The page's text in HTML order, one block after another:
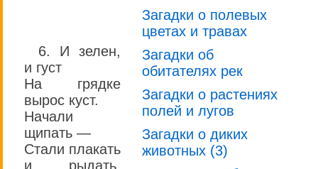
6. И зелен,
и густ
На грядке
вырос куст.
Начали
щипать —
Стали плакать
и рыдать.
Загадки о полевых
цветах и травах
Загадки об
обитателях рек
Загадки о растениях
полей и лугов
Загадки о диких
животных (3)